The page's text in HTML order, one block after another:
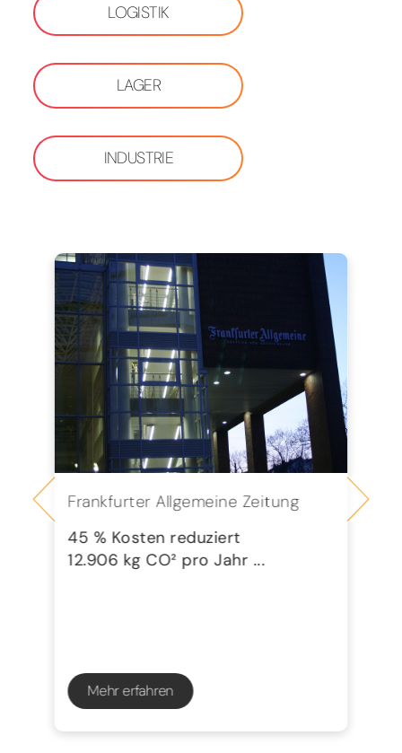
LOGISTIK
LAGER
INDUSTRIE
Frankfurter Allgemeine Zeitung
45 % Kosten reduziert
12.906 kg CO² pro Jahr ...
Mehr erfahren